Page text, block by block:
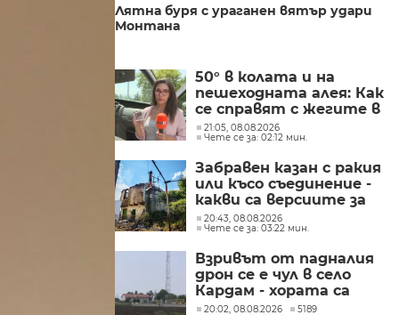
Лятна буря с ураганен вятър удари
Монтана
50° в колата и на
пешеходната алея: Как
се справят с жегите в
Сандански?
21:05, 08.08.2026
Чете се за: 02:12 мин.
Забравен казан с ракия
или късо съединение -
какви са версиите за
пожара във Висока
могила?
20:43, 08.08.2026
Чете се за: 03:22 мин.
Взривът от падналия
дрон се е чул в село
Кардам - хората са
притеснени заради
20:02, 08.08.2026
5189